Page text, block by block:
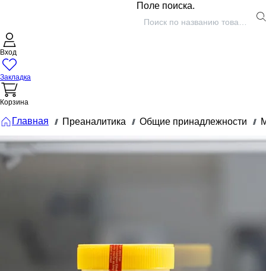
Поле поиска.
Вход
Закладка
Корзина
Главная /// Преаналитика /// Общие принадлежности ///